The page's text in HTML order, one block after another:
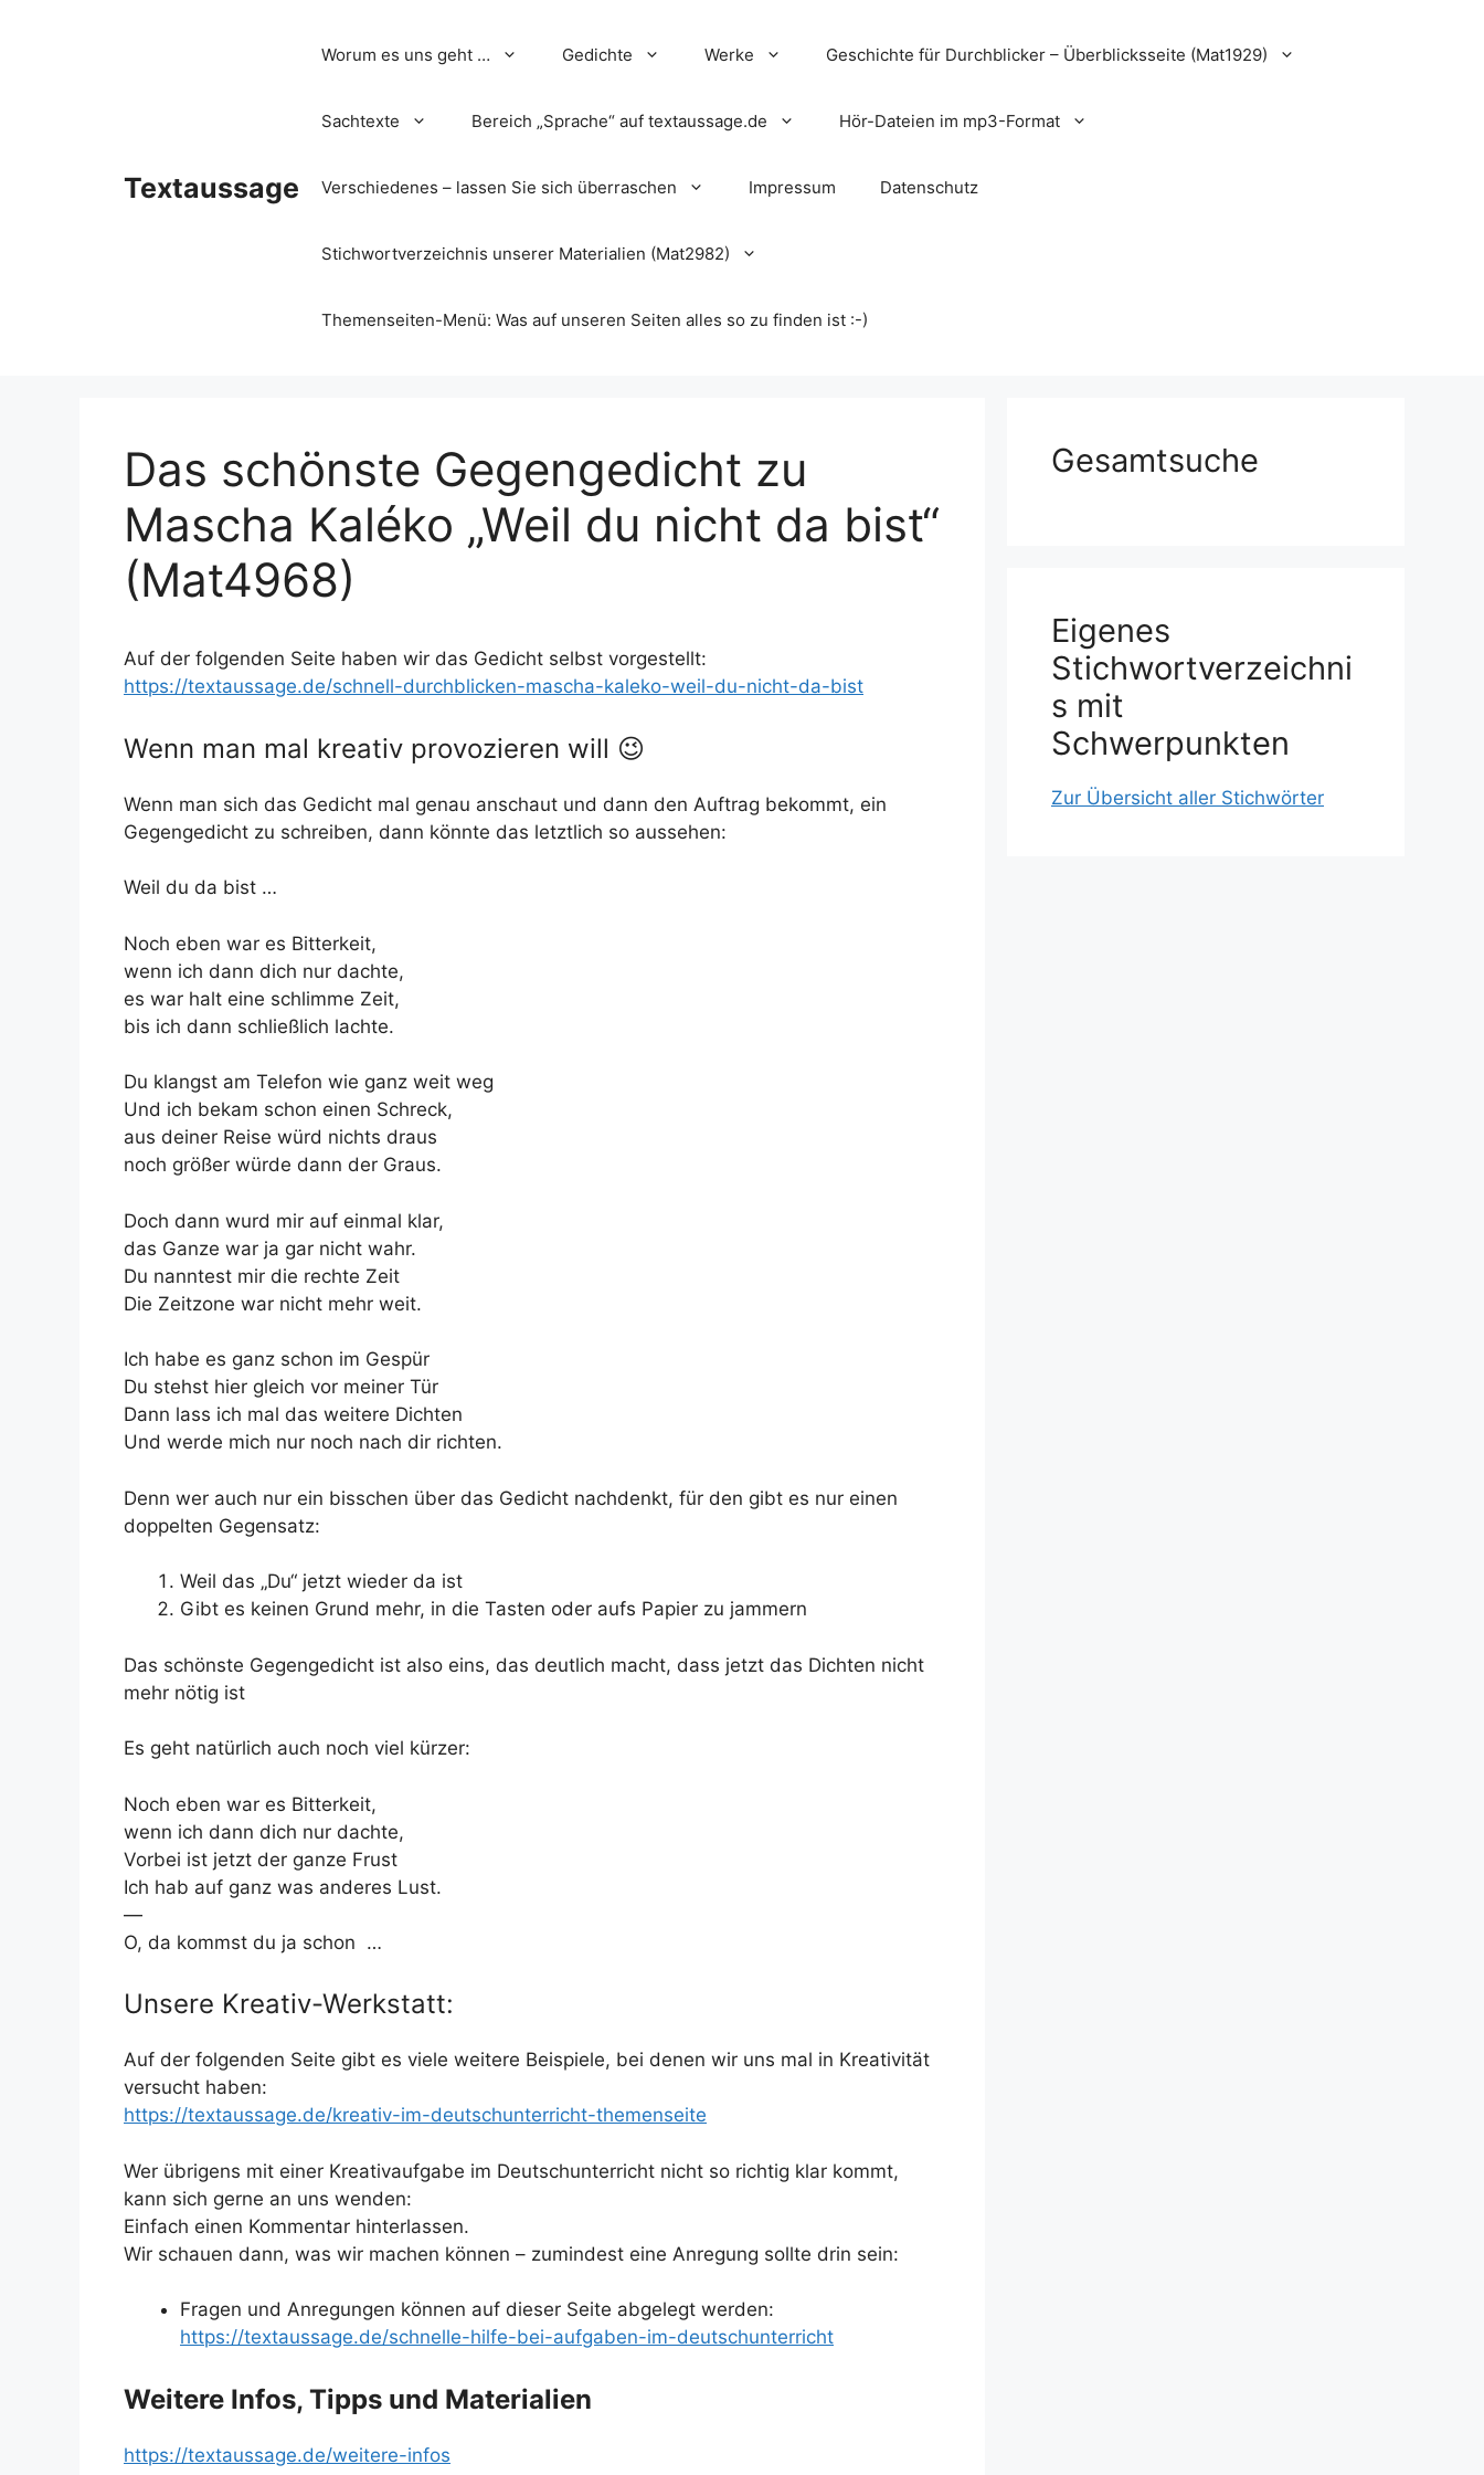
Textaussage
Worum es uns geht … Gedichte Werke Geschichte für Durchblicker – Überblicksseite (Mat1929)
Sachtexte Bereich „Sprache“ auf textaussage.de Hör-Dateien im mp3-Format
Verschiedenes – lassen Sie sich überraschen Impressum Datenschutz
Stichwortverzeichnis unserer Materialien (Mat2982)
Themenseiten-Menü: Was auf unseren Seiten alles so zu finden ist :-)
Das schönste Gegengedicht zu
Mascha Kaléko „Weil du nicht da bist“
(Mat4968)
Auf der folgenden Seite haben wir das Gedicht selbst vorgestellt:
https://textaussage.de/schnell-durchblicken-mascha-kaleko-weil-du-nicht-da-bist
Wenn man mal kreativ provozieren will 😉
Wenn man sich das Gedicht mal genau anschaut und dann den Auftrag bekommt, ein
Gegengedicht zu schreiben, dann könnte das letztlich so aussehen:
Weil du da bist …
Noch eben war es Bitterkeit,
wenn ich dann dich nur dachte,
es war halt eine schlimme Zeit,
bis ich dann schließlich lachte.
Du klangst am Telefon wie ganz weit weg
Und ich bekam schon einen Schreck,
aus deiner Reise würd nichts draus
noch größer würde dann der Graus.
Doch dann wurd mir auf einmal klar,
das Ganze war ja gar nicht wahr.
Du nanntest mir die rechte Zeit
Die Zeitzone war nicht mehr weit.
Ich habe es ganz schon im Gespür
Du stehst hier gleich vor meiner Tür
Dann lass ich mal das weitere Dichten
Und werde mich nur noch nach dir richten.
Denn wer auch nur ein bisschen über das Gedicht nachdenkt, für den gibt es nur einen
doppelten Gegensatz:
Weil das „Du“ jetzt wieder da ist
Gibt es keinen Grund mehr, in die Tasten oder aufs Papier zu jammern
Das schönste Gegengedicht ist also eins, das deutlich macht, dass jetzt das Dichten nicht
mehr nötig ist
Es geht natürlich auch noch viel kürzer:
Noch eben war es Bitterkeit,
wenn ich dann dich nur dachte,
Vorbei ist jetzt der ganze Frust
Ich hab auf ganz was anderes Lust.
—
O, da kommst du ja schon …
Unsere Kreativ-Werkstatt:
Auf der folgenden Seite gibt es viele weitere Beispiele, bei denen wir uns mal in Kreativität
versucht haben:
https://textaussage.de/kreativ-im-deutschunterricht-themenseite
Wer übrigens mit einer Kreativaufgabe im Deutschunterricht nicht so richtig klar kommt,
kann sich gerne an uns wenden:
Einfach einen Kommentar hinterlassen.
Wir schauen dann, was wir machen können – zumindest eine Anregung sollte drin sein:
Fragen und Anregungen können auf dieser Seite abgelegt werden:
https://textaussage.de/schnelle-hilfe-bei-aufgaben-im-deutschunterricht
Weitere Infos, Tipps und Materialien
https://textaussage.de/weitere-infos
Gesamtsuche
Eigenes
Stichwortverzeichni
s mit
Schwerpunkten
Zur Übersicht aller Stichwörter